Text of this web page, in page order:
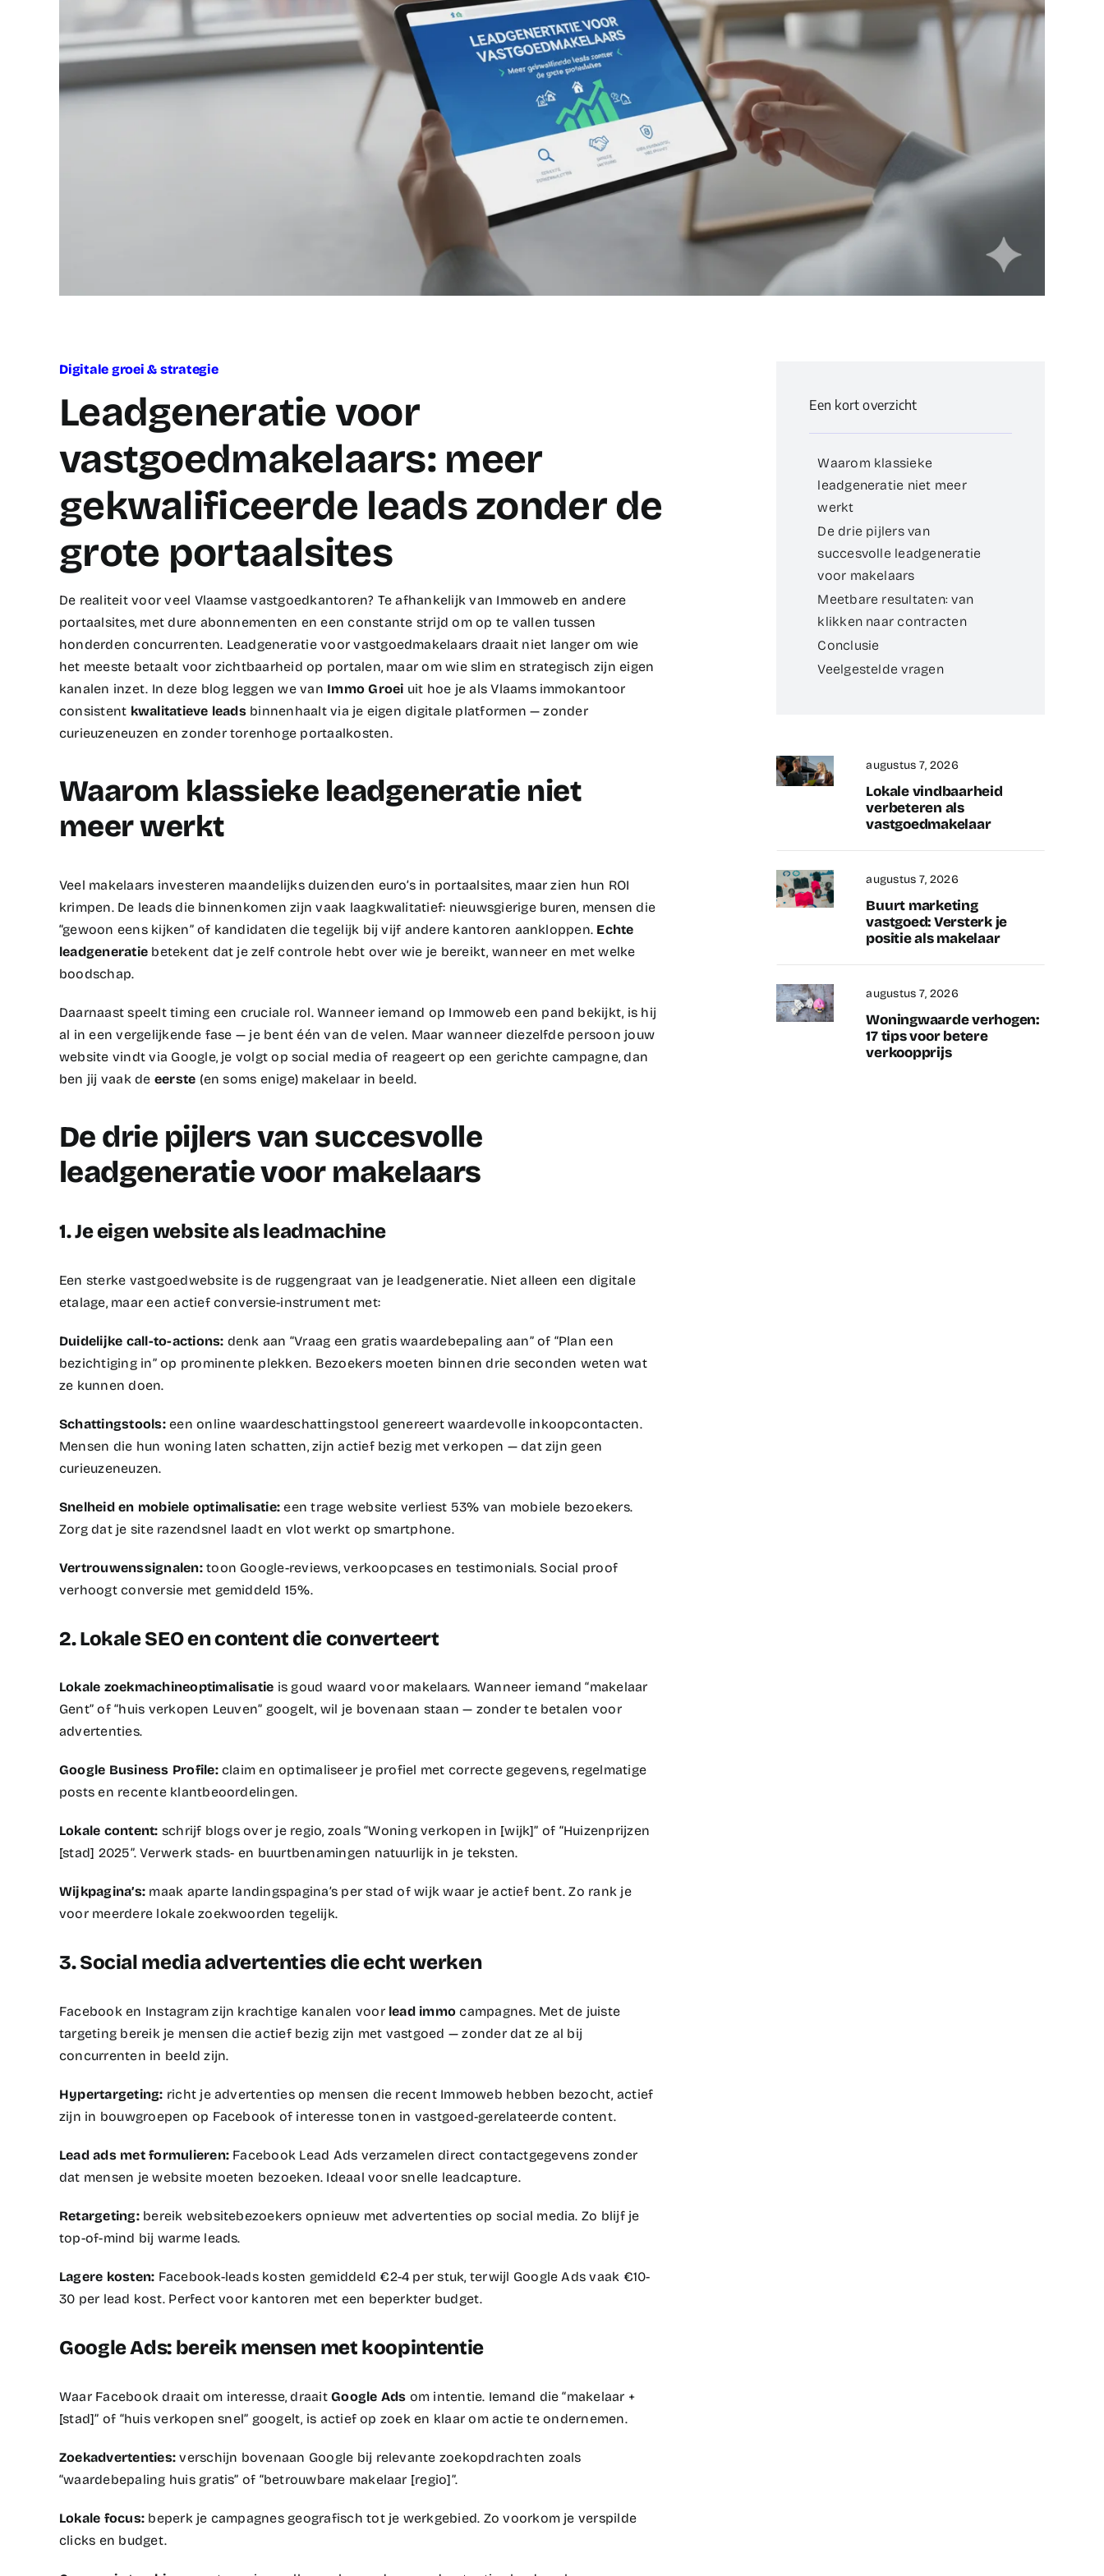
Digitale groei & strategie
Leadgeneratie voor
vastgoedmakelaars: meer
gekwalificeerde leads zonder de
grote portaalsites
De realiteit voor veel Vlaamse vastgoedkantoren? Te afhankelijk van Immoweb en andere
portaalsites, met dure abonnementen en een constante strijd om op te vallen tussen
honderden concurrenten. Leadgeneratie voor vastgoedmakelaars draait niet langer om wie
het meeste betaalt voor zichtbaarheid op portalen, maar om wie slim en strategisch zijn eigen
kanalen inzet. In deze blog leggen we van Immo Groei uit hoe je als Vlaams immokantoor
consistent kwalitatieve leadsbinnenhaalt via je eigen digitale platformen — zonder
curieuzeneuzen en zonder torenhoge portaalkosten.​
Waarom klassieke leadgeneratie niet
meer werkt
Veel makelaars investeren maandelijks duizenden euro’s in portaalsites, maar zien hun ROI
krimpen. De leads die binnenkomen zijn vaak laagkwalitatief: nieuwsgierige buren, mensen die
“gewoon eens kijken” of kandidaten die tegelijk bij vijf andere kantoren aankloppen. Echte
leadgeneratie betekent dat je zelf controle hebt over wie je bereikt, wanneer en met welke
boodschap.​
Daarnaast speelt timing een cruciale rol. Wanneer iemand op Immoweb een pand bekijkt, is hij
al in een vergelijkende fase — je bent één van de velen. Maar wanneer diezelfde persoon jouw
website vindt via Google, je volgt op social media of reageert op een gerichte campagne, dan
ben jij vaak de eerste (en soms enige) makelaar in beeld.​
De drie pijlers van succesvolle
leadgeneratie voor makelaars
1. Je eigen website als leadmachine
Een sterke vastgoedwebsite is de ruggengraat van je leadgeneratie. Niet alleen een digitale
etalage, maar een actief conversie-instrument met:​
Duidelijke call-to-actions: denk aan “Vraag een gratis waardebepaling aan” of “Plan een
bezichtiging in” op prominente plekken. Bezoekers moeten binnen drie seconden weten wat
ze kunnen doen.​
Schattingstools:een online waardeschattingstool genereert waardevolle inkoopcontacten.
Mensen die hun woning laten schatten, zijn actief bezig met verkopen — dat zijn geen
curieuzeneuzen.​
Snelheid en mobiele optimalisatie: een trage website verliest 53% van mobiele bezoekers.
Zorg dat je site razendsnel laadt en vlot werkt op smartphone.​
Vertrouwenssignalen:toon Google-reviews, verkoopcases en testimonials. Social proof
verhoogt conversie met gemiddeld 15%.​
2. Lokale SEO en content die converteert
Lokale zoekmachineoptimalisatie is goud waard voor makelaars. Wanneer iemand “makelaar
Gent” of “huis verkopen Leuven” googelt, wil je bovenaan staan — zonder te betalen voor
advertenties.​
Google Business Profile:claim en optimaliseer je profiel met correcte gegevens, regelmatige
posts en recente klantbeoordelingen.​
Lokale content: schrijf blogs over je regio, zoals “Woning verkopen in [wijk]” of “Huizenprijzen
[stad] 2025”. Verwerk stads- en buurtbenamingen natuurlijk in je teksten.​
Wijkpagina’s: maak aparte landingspagina’s per stad of wijk waar je actief bent. Zo rank je
voor meerdere lokale zoekwoorden tegelijk.​
3. Social media advertenties die echt werken
Facebook en Instagram zijn krachtige kanalen voor lead immo campagnes. Met de juiste
targeting bereik je mensen die actief bezig zijn met vastgoed — zonder dat ze al bij
concurrenten in beeld zijn.​
Hypertargeting: richt je advertenties op mensen die recent Immoweb hebben bezocht, actief
zijn in bouwgroepen op Facebook of interesse tonen in vastgoed-gerelateerde content.​
Lead ads met formulieren:Facebook Lead Ads verzamelen direct contactgegevens zonder
dat mensen je website moeten bezoeken. Ideaal voor snelle leadcapture.​
Retargeting:bereik websitebezoekers opnieuw met advertenties op social media. Zo blijf je
top-of-mind bij warme leads.​
Lagere kosten: Facebook-leads kosten gemiddeld €2-4 per stuk, terwijl Google Ads vaak €10-
30 per lead kost. Perfect voor kantoren met een beperkter budget.​
Google Ads: bereik mensen met koopintentie
Waar Facebook draait om interesse, draaitGoogle Ads om intentie. Iemand die “makelaar +
[stad]” of “huis verkopen snel” googelt, is actief op zoek en klaar om actie te ondernemen.​
Zoekadvertenties: verschijn bovenaan Google bij relevante zoekopdrachten zoals
“waardebepaling huis gratis” of “betrouwbare makelaar [regio]”.​
Lokale focus: beperk je campagnes geografisch tot je werkgebied. Zo voorkom je verspilde
clicks en budget.​
Een kort overzicht
Waarom klassieke
leadgeneratie niet meer
werkt
De drie pijlers van
succesvolle leadgeneratie
voor makelaars
Meetbare resultaten: van
klikken naar contracten
Conclusie
Veelgestelde vragen
augustus 7, 2026
Lokale vindbaarheid
verbeteren als
vastgoedmakelaar
augustus 7, 2026
Buurt marketing
vastgoed: Versterk je
positie als makelaar
augustus 7, 2026
Woningwaarde verhogen:
17 tips voor betere
verkoopprijs